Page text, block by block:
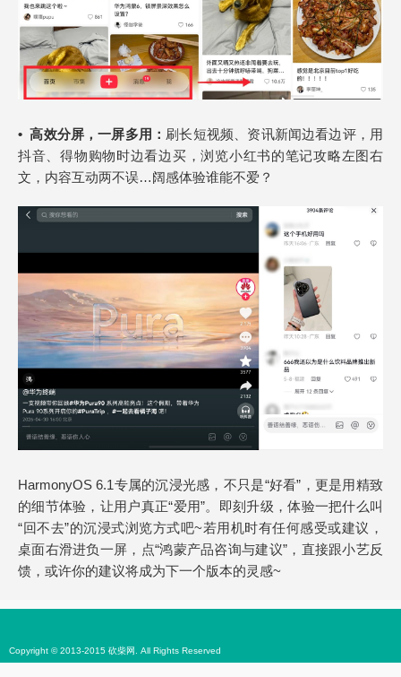
•高效分屏，一屏多用： 刷长短视频、资讯新闻边看边评，用
抖音、得物购物时边看边买，浏览小红书的笔记攻略左图右
文，内容互动两不误…阔感体验谁能不爱？
HarmonyOS 6.1专属的沉浸光感，不只是“好看”，更是用精致
的细节体验，让用户真正“爱用”。即刻升级，体验一把什么叫
“回不去”的沉浸式浏览方式吧~若用机时有任何感受或建议，
桌面右滑进负一屏，点“鸿蒙产品咨询与建议”，直接跟小艺反
馈，或许你的建议将成为下一个版本的灵感~
Copyright © 2013-2015 砍柴网. All Rights Reserved